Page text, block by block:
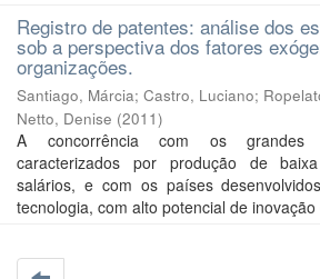
Registro de patentes: análise dos
sob a perspectiva dos fatores
organizações.
Santiago, Márcia; Castro, Luciano;
Netto, Denise (2011)
A concorrência com os grandes
caracterizados por produção de
salários, e com os países
tecnologia, com alto potencial de